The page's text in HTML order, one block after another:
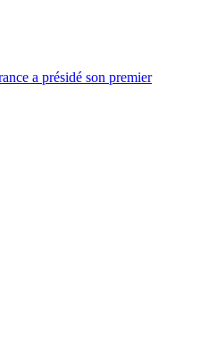
a présidé son premier